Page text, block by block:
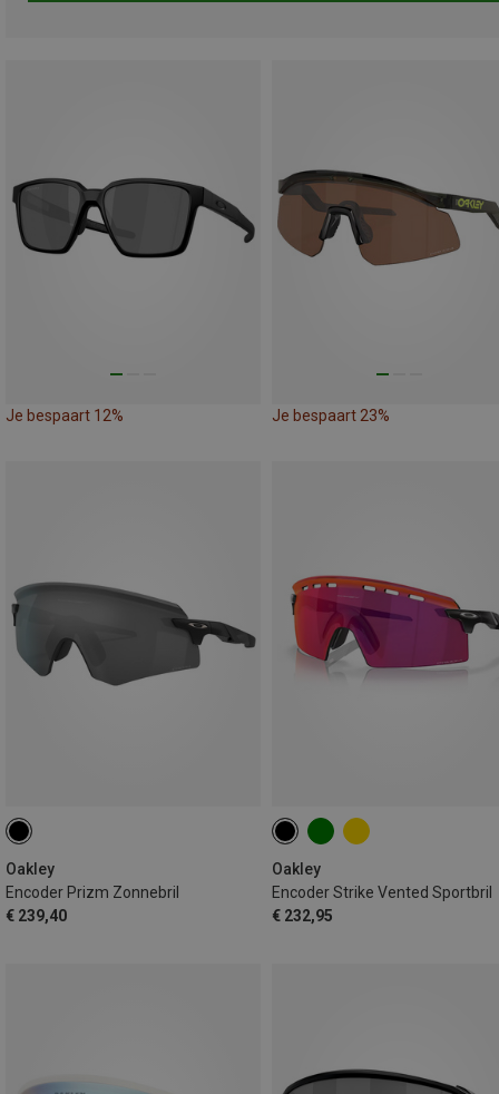
Je bespaart 12% Je bespaart 23%
Oakley
Encoder Prizm Zonnebril
€ 239,40
Oakley
Encoder Strike Vented Sportbril
€ 232,95